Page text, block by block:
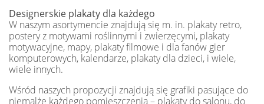
Designerskie plakaty dla każdego
W naszym asortymencie znajdują się m. in. plakaty retro,
postery z motywami roślinnymi i zwierzęcymi, plakaty
motywacyjne, mapy, plakaty filmowe i dla fanów gier
komputerowych, kalendarze, plakaty dla dzieci, i wiele,
wiele innych.
Wśród naszych propozycji znajdują się grafiki pasujące do
niemalże każdego pomieszczenia – plakaty do salonu, do